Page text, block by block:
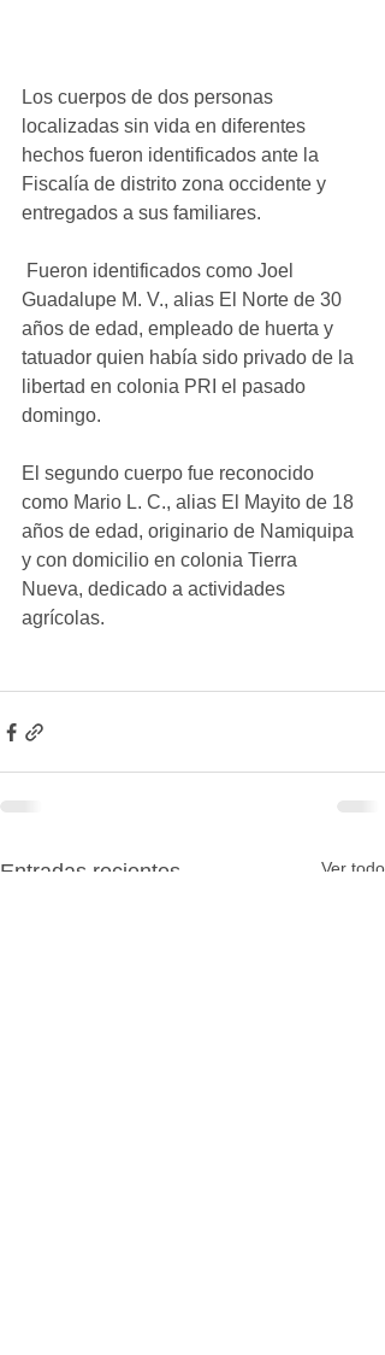
Los cuerpos de dos personas
localizadas sin vida en diferentes
hechos fueron identificados ante la
Fiscalía de distrito zona occidente y
entregados a sus familiares.
Guadalupe M. V., alias El Norte de 30
años de edad, empleado de huerta y
tatuador quien había sido privado de la
libertad en colonia PRI el pasado
domingo.
El segundo cuerpo fue reconocido
como Mario L. C., alias El Mayito de 18
años de edad, originario de Namiquipa
y con domicilio en colonia Tierra
Nueva, dedicado a actividades
agrícolas.
Entradas recientes Ver todo